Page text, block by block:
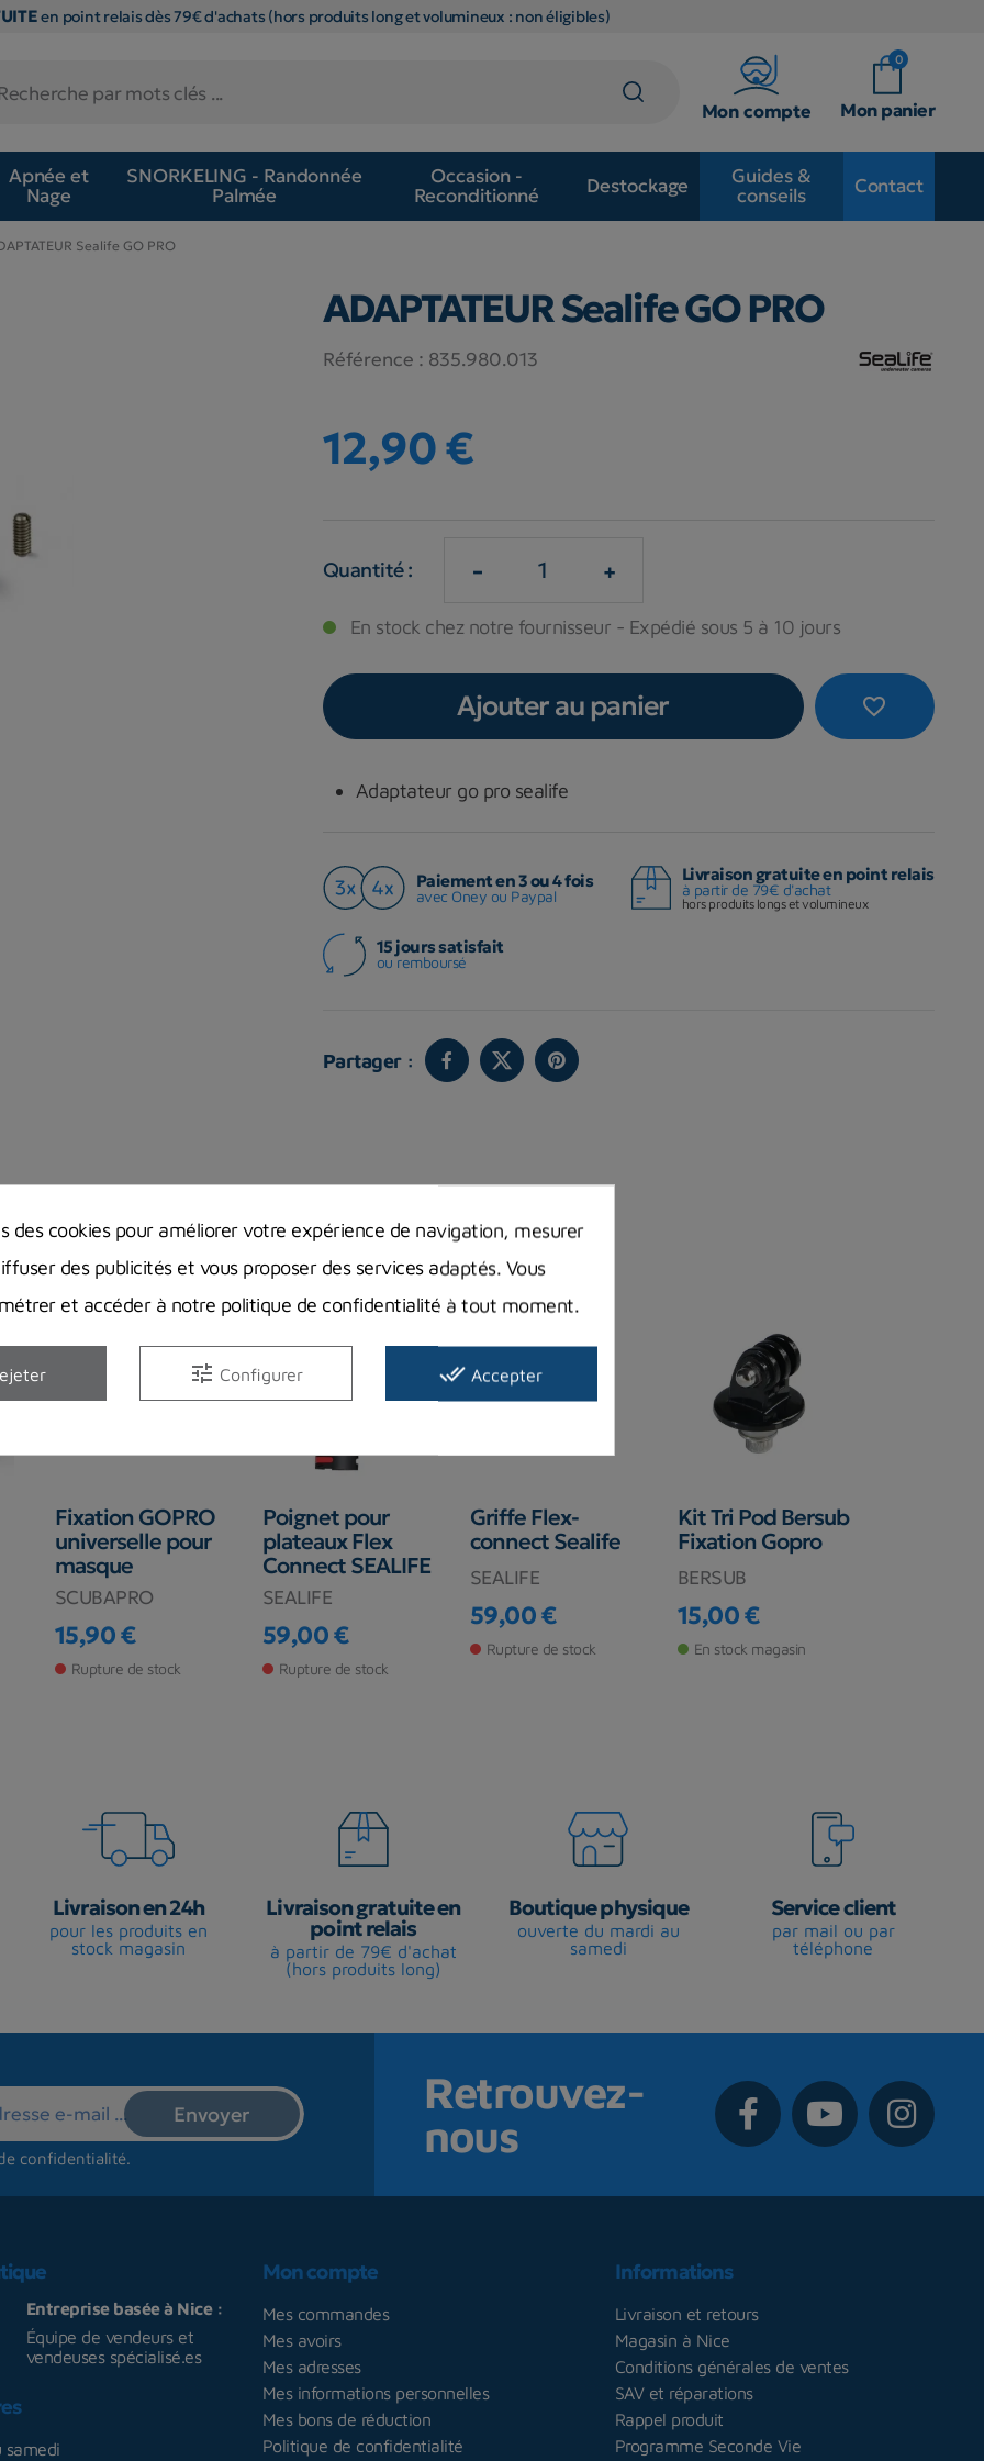
en point relais dès 79€ d'achats (hors produits long et volumineux : non éligibles)
Mon compte
0
Mon panier
Apnée et
Nage
SNORKELING - Randonnée
Palmée
Occasion -
Reconditionné
Destockage
Guides &
conseils
Contact
Sealife GO PRO
ADAPTATEUR Sealife GO PRO
Référence : 835.980.013
12,90 €
Quantité : - +
En stock chez notre fournisseur - Expédié sous 5 à 10 jours
favorite_border
Ajouter au panier
Adaptateur go pro sealife
Paiement en 3 ou 4 fois
avec Oney ou Paypal
Livraison gratuite en point relais
à partir de 79€ d'achat
hors produits longs et volumineux
15 jours satisfait
ou remboursé
Partager :
Vous aimerez aussi
Fixation GOPRO
universelle pour
masque
SCUBAPRO
Prix
15,90 €
Rupture de stock
Poignet pour
plateaux Flex
Connect SEALIFE
SEALIFE
Prix
59,00 €
Rupture de stock
Griffe Flex-
connect Sealife
SEALIFE
Prix
59,00 €
Rupture de stock
Kit Tri Pod Bersub
Fixation Gopro
BERSUB
Prix
15,00 €
En stock magasin
Livraison en 24h
pour les produits en
stock magasin
Livraison gratuite en
point relais
à partir de 79€ d'achat
(hors produits long)
Boutique physique
ouverte du mardi au
samedi
Service client
par mail ou par
téléphone
confidentialité.
Retrouvez-
nous
Entreprise basée à Nice :
Équipe de vendeurs et
vendeuses spécialisé.es
samedi
Mon compte
Mes commandes
Mes avoirs
Mes adresses
Mes informations personnelles
Mes bons de réduction
Politique de confidentialité
Informations
Livraison et retours
Magasin à Nice
Conditions générales de ventes
SAV et réparations
Rappel produit
Programme Seconde Vie
des cookies pour améliorer votre expérience de navigation, mesurer
des publicités et vous proposer des services adaptés. Vous
et accéder à notre politique de confidentialité à tout moment.
tune Configurer done_all Accepter